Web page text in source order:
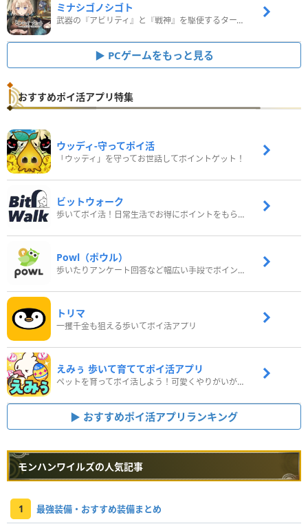
ミナシゴノシゴト
武器の『アビリティ』と『戦神』を駆使するターン制コマンドバトルRPG！
PCゲームをもっと見る
おすすめポイ活アプリ特集
ウッディ‐守ってポイ活
「ウッディ」を守ってお世話してポイントゲット！
ビットウォーク
歩いてポイ活！日常生活でお得にポイントをもらおう
Powl（ポウル）
歩いたりアンケート回答など幅広い手段でポイントをゲット
トリマ
一攫千金も狙える歩いてポイ活アプリ
えみぅ 歩いて育ててポイ活アプリ
ペットを育ってポイ活しよう！可愛くやりがいがある新感覚アプリ
おすすめポイ活アプリランキング
モンハンワイルズの人気記事
1 最強装備・おすすめ装備まとめ